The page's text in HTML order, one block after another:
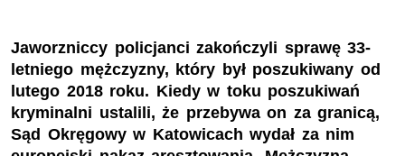
Jaworzniccy policjanci zakończyli sprawę 33-
letniego mężczyzny, który był poszukiwany od
lutego 2018 roku. Kiedy w toku poszukiwań
kryminalni ustalili, że przebywa on za granicą,
Sąd Okręgowy w Katowicach wydał za nim